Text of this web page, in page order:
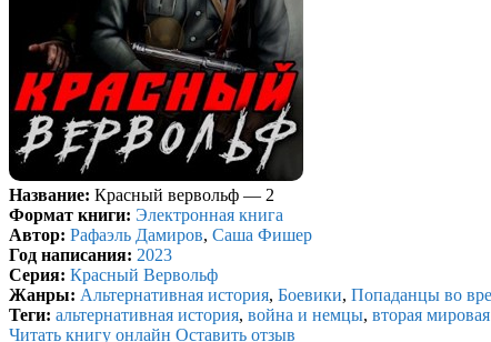
Название: Красный вервольф — 2
Формат книги: Электронная книга
Автор: Рафаэль Дамиров, Саша Фишер
Год написания: 2023
Серия: Красный Вервольф
Жанры: Альтернативная история, Боевики, Попаданцы во
Теги: альтернативная история, война и немцы, вторая
Читать книгу онлайн Оставить отзыв